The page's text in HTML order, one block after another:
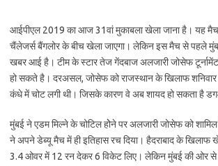
आईपीएल 2019 का आज 31वां मुकाबला खेला जाना है। यह
चैंलेजर्स बैंगलोर के बीच खेला जाएगा। लेकिन इस मैच से पहले
खबर आई है। टीम के स्टार तेज गेंदबाज अलजारी जोसेफ
हो सकते है। दरअसल, जोसेफ को राजस्थान के खिलाफ
कंधे में चोट लगी थी। जिसके कारण वे अब शायद हो सकता है
मुंबई ने एडम मिल्ने के चोटिल होेने पर अलजारी जोसेफ को
ने अपने डेब्यू मैच में ही इतिहास रच दिया। हैदराबाद के
3.4 ओवर में 12 रन देकर 6 विकेट लिए। लेकिन मुंबई की ओर से